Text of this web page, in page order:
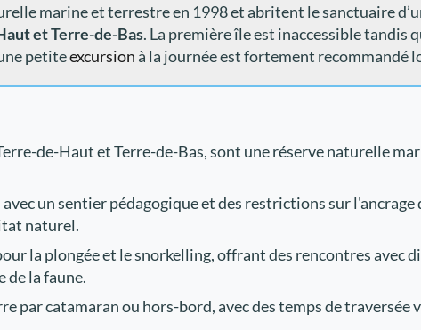
marine et terrestre en 1998 et abritent le sanctuaire
et Terre-de-Bas. La première île est inaccessible tandis
petiteexcursionà la journée est fortement recommandé
de-Haut et Terre-de-Bas, sont une réserve naturelle
un sentier pédagogique et des restrictions sur
naturel.
la plongée et le snorkelling, offrant des rencontres avec
de la faune.
par catamaran ou hors-bord, avec des temps de traversée